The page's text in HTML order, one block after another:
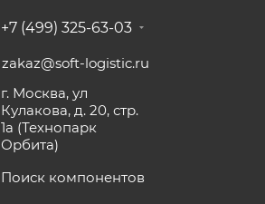
+7 (499) 325-63-03
zakaz@soft-logistic.ru
г. Москва, ул
Кулакова, д. 20, стр.
1а (Технопарк
Орбита)
Поиск компонентов